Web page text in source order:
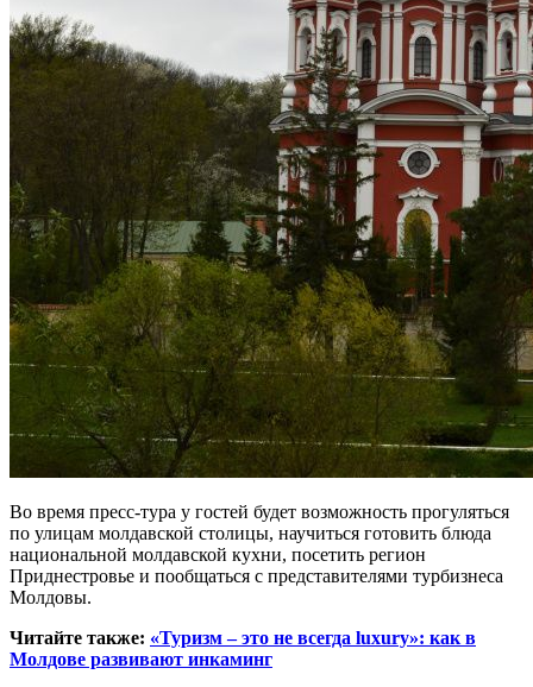
Во время пресс-тура у гостей будет возможность прогуляться
по улицам молдавской столицы, научиться готовить блюда
национальной молдавской кухни, посетить регион
Приднестровье и пообщаться с представителями турбизнеса
Молдовы.
Читайте также: «Туризм – это не всегда luxury»: как в
Молдове развивают инкаминг